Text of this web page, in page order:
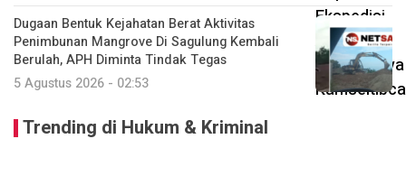
Dugaan Bentuk Kejahatan Berat Aktivitas
Penimbunan Mangrove Di Sagulung Kembali
Berulah, APH Diminta Tindak Tegas
5 Agustus 2026 - 02:53
Trending di Hukum & Kriminal